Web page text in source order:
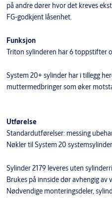
på andre dører hvor det kreves
FG-godkjent låsenhet.
Funksjon
Triton sylinderen har 6 toppstifter
System 20+ sylinder har i tillegg
muttermedbringer som øker
Utførelse
Standardutførelser: messing
Nøkler til System 20
Sylinder 2179 leveres uten
Brukes på innside dør avhengig av
Nødvendige monteringsdeler,